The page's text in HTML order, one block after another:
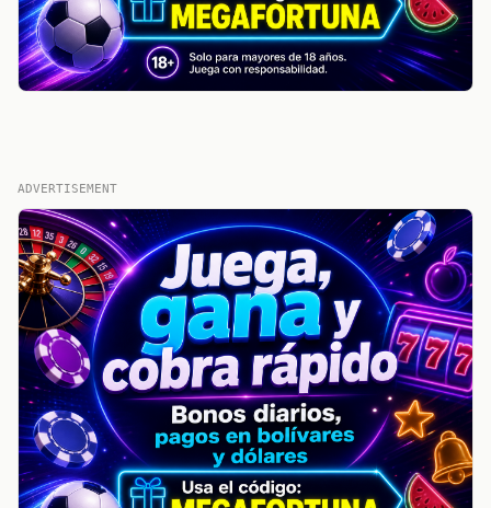
ADVERTISEMENT